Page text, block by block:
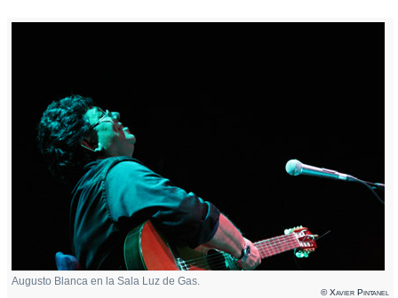
Augusto Blanca en la Sala Luz de Gas.
© Xavier Pintanel